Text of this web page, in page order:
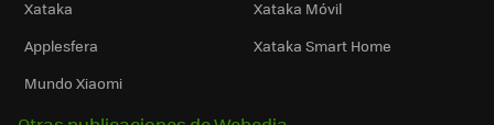
Xataka
Xataka Móvil
Applesfera
Xataka Smart Home
Mundo Xiaomi